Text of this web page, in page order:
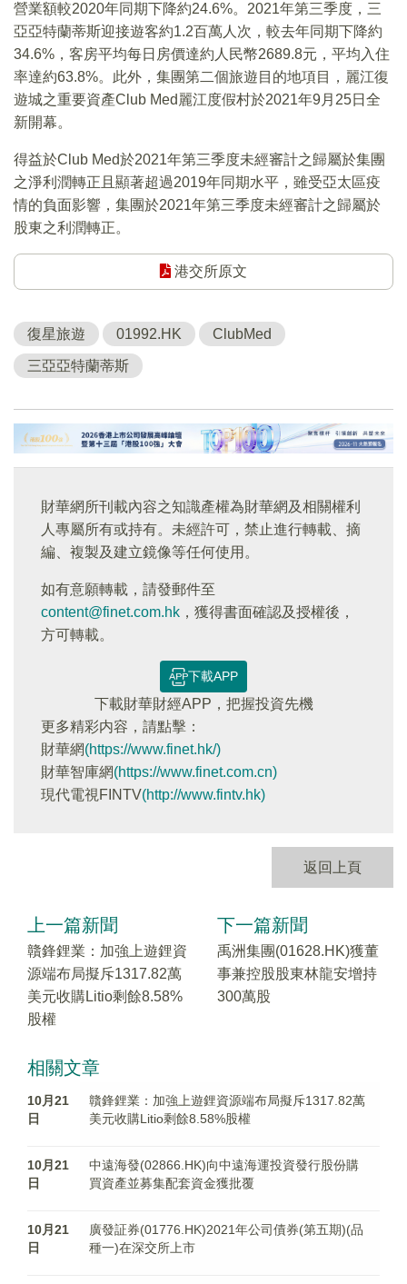
營業額較2020年同期下降約24.6%。2021年第三季度，三
亞亞特蘭蒂斯迎接遊客約1.2百萬人次，較去年同期下降約
34.6%，客房平均每日房價達約人民幣2689.8元，平均入住
率達約63.8%。此外，集團第二個旅遊目的地項目，麗江復
遊城之重要資產Club Med麗江度假村於2021年9月25日全
新開幕。
得益於Club Med於2021年第三季度未經審計之歸屬於集團
之淨利潤轉正且顯著超過2019年同期水平，雖受亞太區疫
情的負面影響，集團於2021年第三季度未經審計之歸屬於
股東之利潤轉正。
港交所原文
復星旅遊 01992.HK ClubMed
三亞亞特蘭蒂斯
財華網所刊載內容之知識產權為財華網及相關權利
人專屬所有或持有。未經許可，禁止進行轉載、摘
編、複製及建立鏡像等任何使用。
如有意願轉載，請發郵件至
content@finet.com.hk ，獲得書面確認及授權後，
方可轉載。
下載APP
下載財華財經APP，把握投資先機
更多精彩内容，請點擊：
財華網(https://www.finet.hk/)
財華智庫網(https://www.finet.com.cn)
現代電視FINTV(http://www.fintv.hk)
返回上頁
上一篇新聞
贛鋒鋰業：加強上遊鋰資
源端布局擬斥1317.82萬
美元收購Litio剩餘8.58%
股權
下一篇新聞
禹洲集團(01628.HK)獲董
事兼控股股東林龍安增持
300萬股
相關文章
10月21
日
贛鋒鋰業：加強上遊鋰資源端布局擬斥1317.82萬
美元收購Litio剩餘8.58%股權
10月21
日
中遠海發(02866.HK)向中遠海運投資發行股份購
買資產並募集配套資金獲批覆
10月21
日
廣發証券(01776.HK)2021年公司債券(第五期)(品
種一)在深交所上市